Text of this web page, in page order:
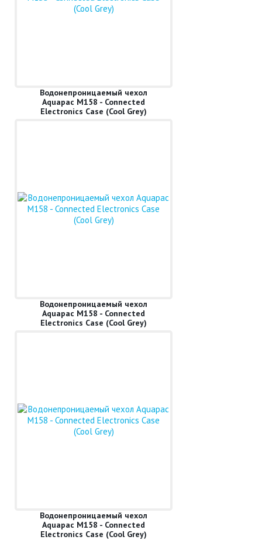
Водонепроницаемый чехол
Aquapac M158 - Connected
Electronics Case (Cool Grey)
Водонепроницаемый чехол
Aquapac M158 - Connected
Electronics Case (Cool Grey)
Водонепроницаемый чехол
Aquapac M158 - Connected
Electronics Case (Cool Grey)